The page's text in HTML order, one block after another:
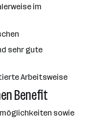
im
sehr gute
Arbeitsweise
Benefit
sowie